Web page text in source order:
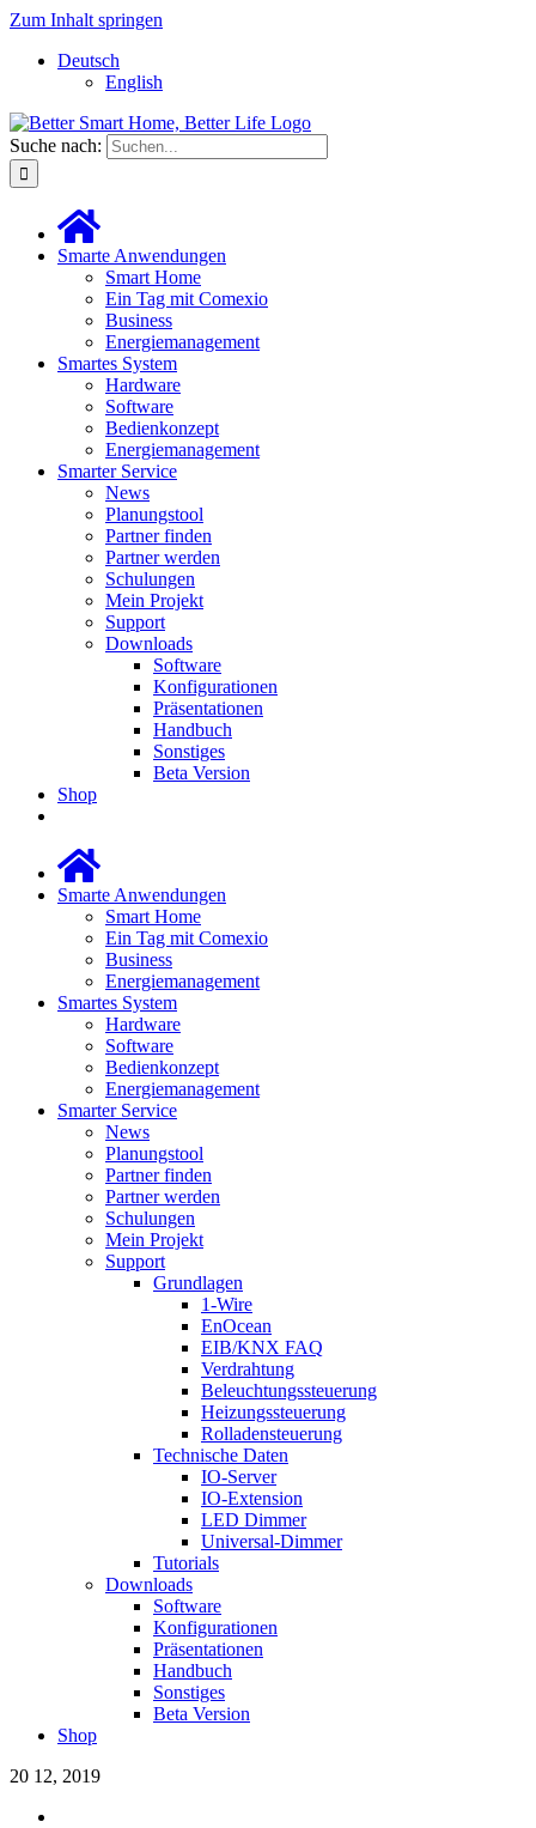
Zum Inhalt springen
Deutsch
English
Suche nach:
Smarte Anwendungen
Smart Home
Ein Tag mit Comexio
Business
Energiemanagement
Smartes System
Hardware
Software
Bedienkonzept
Energiemanagement
Smarter Service
News
Planungstool
Partner finden
Partner werden
Schulungen
Mein Projekt
Support
Downloads
Software
Konfigurationen
Präsentationen
Handbuch
Sonstiges
Beta Version
Shop
Smarte Anwendungen
Smart Home
Ein Tag mit Comexio
Business
Energiemanagement
Smartes System
Hardware
Software
Bedienkonzept
Energiemanagement
Smarter Service
News
Planungstool
Partner finden
Partner werden
Schulungen
Mein Projekt
Support
Grundlagen
1-Wire
EnOcean
EIB/KNX FAQ
Verdrahtung
Beleuchtungssteuerung
Heizungssteuerung
Rolladensteuerung
Technische Daten
IO-Server
IO-Extension
LED Dimmer
Universal-Dimmer
Tutorials
Downloads
Software
Konfigurationen
Präsentationen
Handbuch
Sonstiges
Beta Version
Shop
20 12, 2019